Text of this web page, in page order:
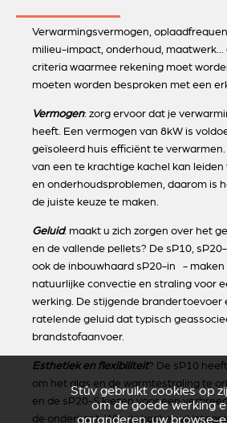
Verwarmingsvermogen,
milieu-impact, onderhoud, maatwerk...
criteria waarmee rekening moet
moeten worden besproken met een
Vermogen: zorg ervoor dat je
heeft. Een vermogen van 8kW is
geïsoleerd huis efficiënt te verwarmen.
van een te krachtige kachel kan
en onderhoudsproblemen, daarom is
de juiste keuze te maken.
Geluid: maakt u zich zorgen over het
en de vallende pellets? De sP10,
ook de inbouwhaard sP20-in - maken
natuurlijke convectie en straling voor
werking. De stijgende brandertoevoer
ratelende geluid dat typisch
brandstofaanvoer.
Esthetiek en flexibiliteit? De sP10
om het glas en de warmtestraling te
en de sP20-S kiezen voor een
de onderkant. Wie de kachel wil
Stûv gebruikt cookies op
om de goede werking
garanderen, uw browse-